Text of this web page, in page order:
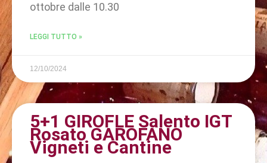
ottobre dalle 10.30
LEGGI TUTTO »
12/10/2024
5+1 GIROFLE Salento IGT
Rosato GAROFANO
Vigneti e Cantine